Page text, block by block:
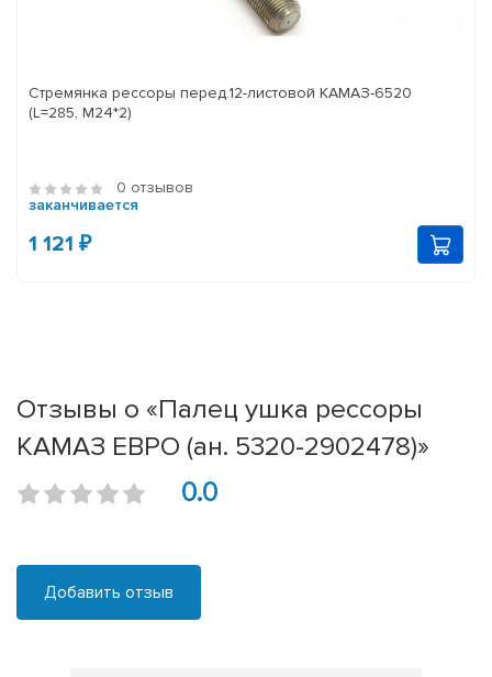
Стремянка рессоры перед.12-листовой КАМАЗ-6520
(L=285, М24*2)
0 отзывов
заканчивается
1 121 ₽
Отзывы о «Палец ушка рессоры
КАМАЗ ЕВРО (ан. 5320-2902478)»
0.0
Добавить отзыв